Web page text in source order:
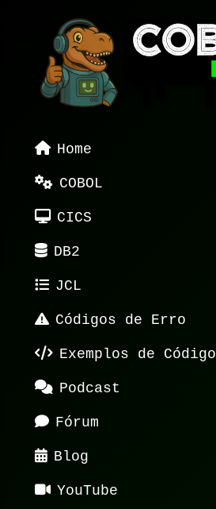
Home
COBOL
CICS
DB2
JCL
Códigos de Erro
Exemplos de Código
Podcast
Fórum
Blog
YouTube